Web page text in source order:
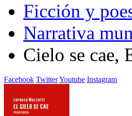
Ficción y
Narrativa
Cielo se cae,
Facebook TwitterYoutube Instagram